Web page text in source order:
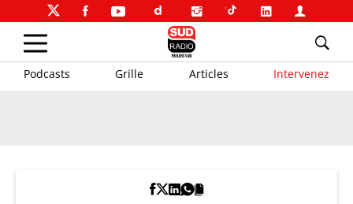
Podcasts Grille Articles Intervenez